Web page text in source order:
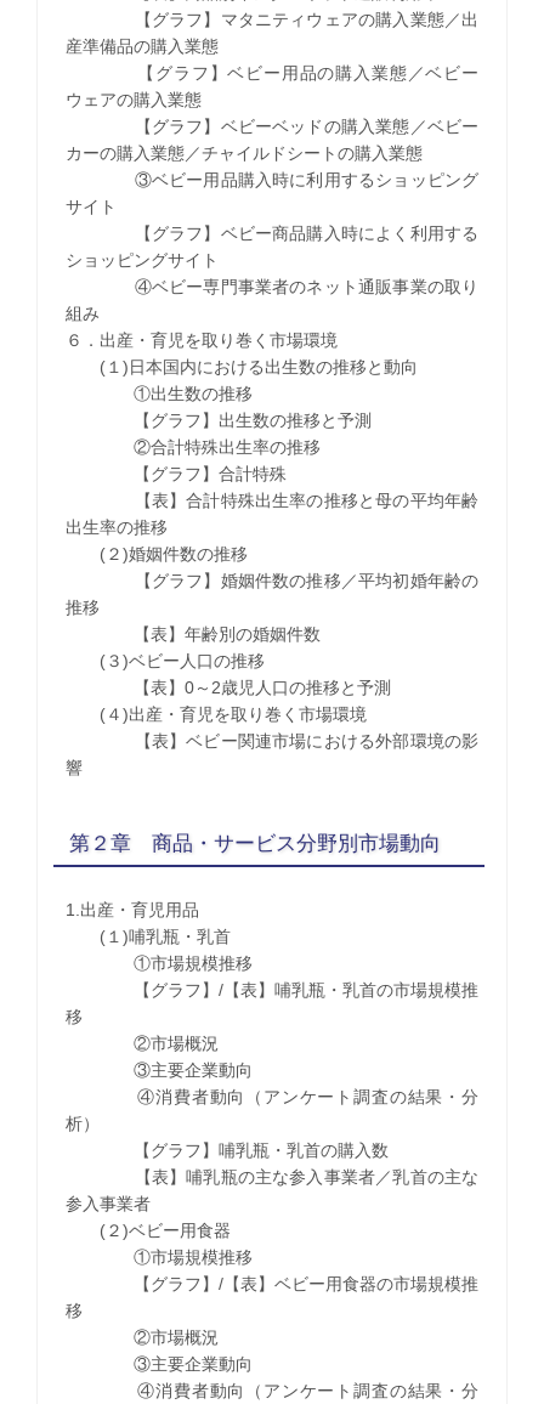
【グラフ】マタニティウェアの購入業態／出
産準備品の購入業態
【グラフ】ベビー用品の購入業態／ベビー
ウェアの購入業態
【グラフ】ベビーベッドの購入業態／ベビー
カーの購入業態／チャイルドシートの購入業態
③ベビー用品購入時に利用するショッピング
サイト
【グラフ】ベビー商品購入時によく利用する
ショッピングサイト
④ベビー専門事業者のネット通販事業の取り
組み
６．出産・育児を取り巻く市場環境
(１)日本国内における出生数の推移と動向
①出生数の推移
【グラフ】出生数の推移と予測
②合計特殊出生率の推移
【グラフ】合計特殊
【表】合計特殊出生率の推移と母の平均年齢
出生率の推移
(２)婚姻件数の推移
【グラフ】婚姻件数の推移／平均初婚年齢の
推移
【表】年齢別の婚姻件数
(３)ベビー人口の推移
【表】0～2歳児人口の推移と予測
(４)出産・育児を取り巻く市場環境
【表】ベビー関連市場における外部環境の影
響
第２章 商品・サービス分野別市場動向
1.出産・育児用品
(１)哺乳瓶・乳首
①市場規模推移
【グラフ】/【表】哺乳瓶・乳首の市場規模推
移
②市場概況
③主要企業動向
④消費者動向（アンケート調査の結果・分
析）
【グラフ】哺乳瓶・乳首の購入数
【表】哺乳瓶の主な参入事業者／乳首の主な
参入事業者
(２)ベビー用食器
①市場規模推移
【グラフ】/【表】ベビー用食器の市場規模推
移
②市場概況
③主要企業動向
④消費者動向（アンケート調査の結果・分